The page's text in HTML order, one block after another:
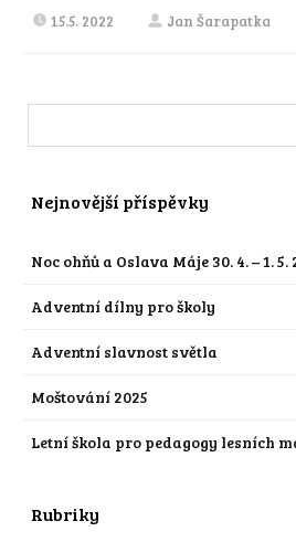
15.5. 2022 Jan Šarapatka
Nejnovější příspěvky
Noc ohňů a Oslava Máje 30. 4. – 1. 5.
Adventní dílny pro školy
Adventní slavnost světla
Moštování 2025
Letní škola pro pedagogy lesních
Rubriky